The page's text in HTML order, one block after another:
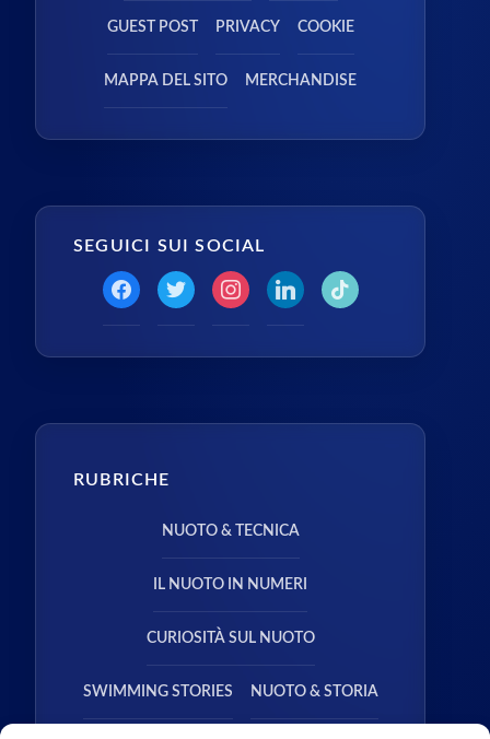
GUEST POST PRIVACY COOKIE
MAPPA DEL SITO MERCHANDISE
SEGUICI SUI SOCIAL
RUBRICHE
NUOTO & TECNICA
IL NUOTO IN NUMERI
CURIOSITÀ SUL NUOTO
SWIMMING STORIES NUOTO & STORIA